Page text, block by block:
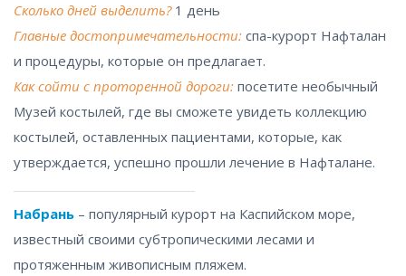
Сколько дней выделить?1 день
Главные достопримечательности: спа-курорт Нафталан
и процедуры, которые он предлагает.
Как сойти с проторенной дороги: посетите необычный
Музей костылей, где вы сможете увидеть коллекцию
костылей, оставленных пациентами, которые, как
утверждается, успешно прошли лечение в Нафталане.
Набрань – популярный курорт на Каспийском море,
известный своими субтропическими лесами и
протяженным живописным пляжем.